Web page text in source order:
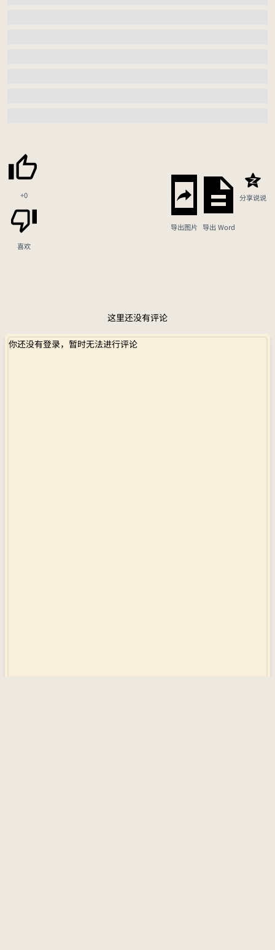
+0
喜欢
导出图片 导出 Word
分享说说
这里还没有评论
你还没有登录，暂时无法进行评论